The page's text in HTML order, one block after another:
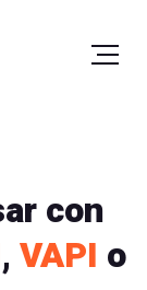
con
, VAPI o